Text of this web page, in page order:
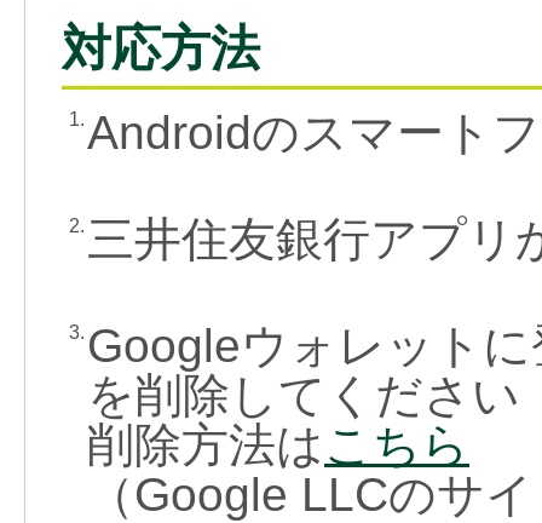
対応方法
1.Androidのスマート
2. 三井住友銀行アプリ
3. Googleウォレット
を削除してください
削除方法はこちら
（Google LLCのサ